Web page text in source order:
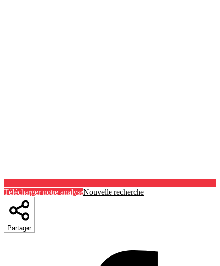
Télécharger notre analyseNouvelle recherche
Partager